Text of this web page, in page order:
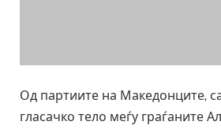
Од партиите на Македонците,
гласачко тело меѓу граѓаните